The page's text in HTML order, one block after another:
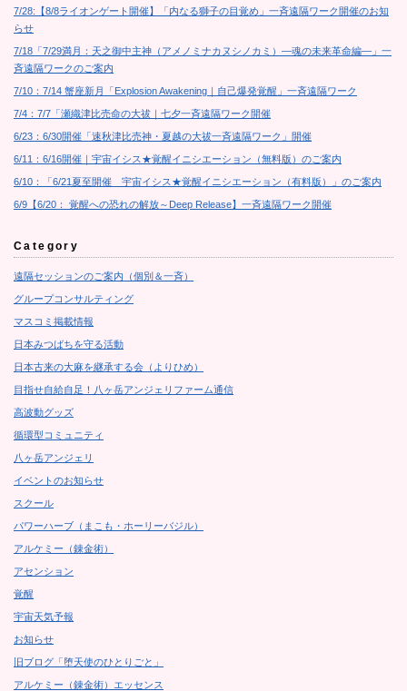
7/28:【8/8ライオンゲート開催】「内なる獅子の目覚め」一斉遠隔ワーク開催のお知
らせ
7/18「7/29満月：天之御中主神（アメノミナカヌシノカミ）―魂の未来革命編―」一
斉遠隔ワークのご案内
7/10：7/14 蟹座新月「Explosion Awakening｜自己爆発覚醒」一斉遠隔ワーク
7/4：7/7「瀬織津比売命の大祓｜七夕一斉遠隔ワーク開催
6/23：6/30開催「速秋津比売神・夏越の大祓一斉遠隔ワーク」開催
6/11：6/16開催｜宇宙イシス★覚醒イニシエーション（無料版）のご案内
6/10：「6/21夏至開催 宇宙イシス★覚醒イニシエーション（有料版）」のご案内
6/9【6/20： 覚醒への恐れの解放～Deep Release】一斉遠隔ワーク開催
Category
遠隔セッションのご案内（個別＆一斉）
グループコンサルティング
マスコミ掲載情報
日本みつばちを守る活動
日本古来の大麻を継承する会（よりひめ）
目指せ自給自足！八ヶ岳アンジェリファーム通信
高波動グッズ
循環型コミュニティ
八ヶ岳アンジェリ
イベントのお知らせ
スクール
パワーハーブ（まこも・ホーリーバジル）
アルケミー（錬金術）
アセンション
覚醒
宇宙天気予報
お知らせ
旧ブログ「堕天使のひとりごと」
アルケミー（錬金術）エッセンス